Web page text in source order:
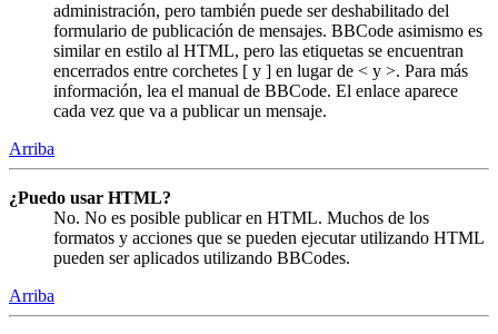
administración, pero también puede ser deshabilitado del
formulario de publicación de mensajes. BBCode asimismo es
similar en estilo al HTML, pero las etiquetas se encuentran
encerrados entre corchetes [ y ] en lugar de < y >. Para más
información, lea el manual de BBCode. El enlace aparece
cada vez que va a publicar un mensaje.
Arriba
¿Puedo usar HTML?
No. No es posible publicar en HTML. Muchos de los
formatos y acciones que se pueden ejecutar utilizando HTML
pueden ser aplicados utilizando BBCodes.
Arriba